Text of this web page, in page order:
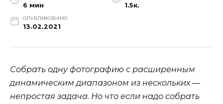
6 мин 1.5к.
ОПУБЛИКОВАНО
13.02.2021
Собрать одну фотографию с расширенным
динамическим диапазоном из нескольких —
непростая задача. Но что если надо собрать